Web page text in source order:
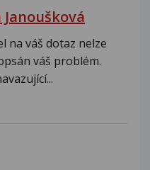
na váš dotaz nelze
váš problém.